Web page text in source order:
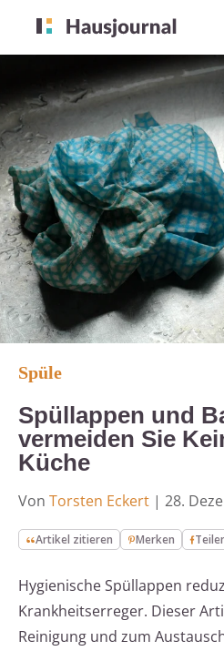
Spüle
Spüllappen und
vermeiden Sie
Küche
Von Torsten Eckert | 28.
Artikel zitieren Merken
Hygienische Spüllappen
Krankheitserreger. Dieser
Reinigung und zum